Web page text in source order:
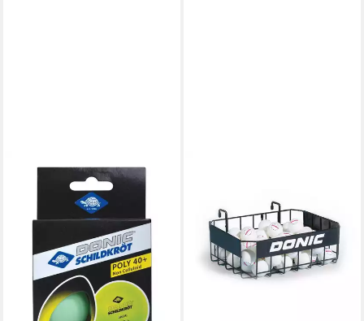
Ballkorb, Praktische
Alternative zum
Balleimertraining
25,99 €
lieferbar - in 4-5 Werktagen bei dir